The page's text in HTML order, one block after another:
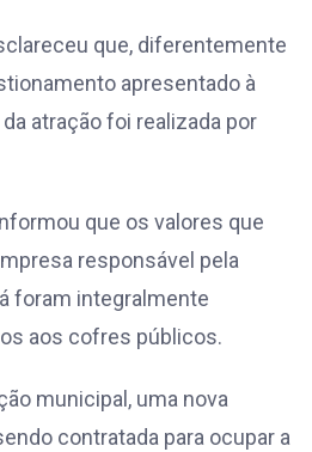
que, diferentemente
apresentado à
atração foi realizada por
que os valores que
responsável pela
foram integralmente
aos cofres públicos.
municipal, uma nova
contratada para ocupar a